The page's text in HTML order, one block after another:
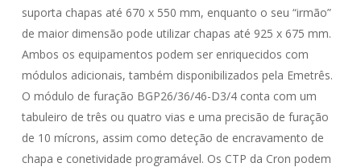
suporta chapas até 670 x 550 mm, enquanto o seu “irmão”
de maior dimensão pode utilizar chapas até 925 x 675 mm.
Ambos os equipamentos podem ser enriquecidos com
módulos adicionais, também disponibilizados pela Emetrês.
O módulo de furação BGP26/36/46-D3/4 conta com um
tabuleiro de três ou quatro vias e uma precisão de furação
de 10 mícrons, assim como deteção de encravamento de
chapa e conetividade programável. Os CTP da Cron podem